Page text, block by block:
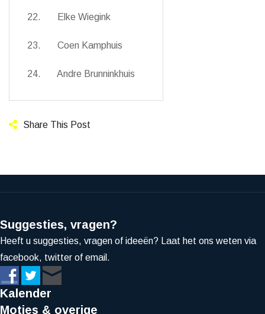
22. Elke Wiegink
23. Coen Kamphuis
24. Andre Brunninkhuis
Share This Post
Suggesties, vragen?
Heeft u suggesties, vragen of ideeën? Laat het ons weten via
facebook, twitter of email.
Kalender
Moties & overige